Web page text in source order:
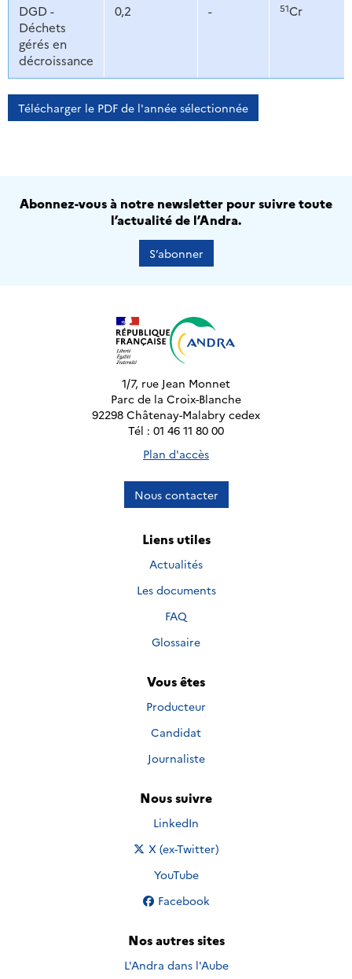
DGD -
Déchets
gérés en
décroissance
0,2 - 51Cr
Télécharger le PDF de l'année sélectionnée
Abonnez-vous à notre newsletter pour suivre toute
l’actualité de l’Andra.
S’abonner
1/7, rue Jean Monnet
Parc de la Croix-Blanche
92298 Châtenay-Malabry cedex
Tél : 01 46 11 80 00
Plan d'accès
Nous contacter
Liens utiles
Actualités
Les documents
FAQ
Glossaire
Vous êtes
Producteur
Candidat
Journaliste
Nous suivre
Nous suivre sur
LinkedIn
Nous suivre sur
X (ex-Twitter)
Nous suivre sur
YouTube
Nous suivre sur
Facebook
Nos autres sites
L'Andra dans l'Aube